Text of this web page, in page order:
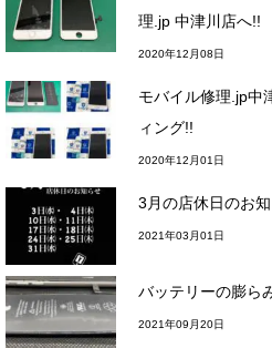
理.jp 中津川店へ!!
2020年12月08日
モバイル修理.jp中
ィング!!
2020年12月01日
3月の店休日のお
2021年03月01日
バッテリーの膨ら
2021年09月20日